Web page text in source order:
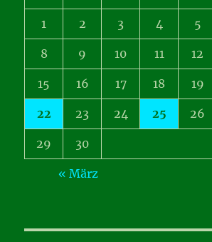
1 2 3 4 5
8 9 10 11 12
15 16 17 18 19
22 23 24 25 26
29 30
« März